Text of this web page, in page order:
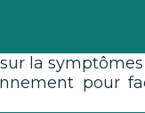
la
pour